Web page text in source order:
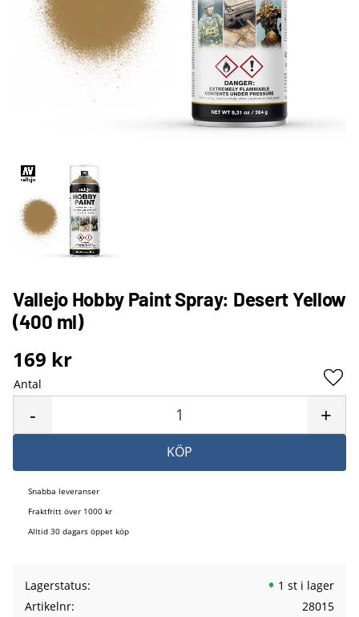
Vallejo Hobby Paint Spray: Desert Yellow
(400 ml)
169 kr
Antal
+
-
KÖP
Snabba leveranser
Fraktfritt över 1000 kr
Alltid 30 dagars öppet köp
Lagerstatus
1 st i lager
Artikelnr
28015